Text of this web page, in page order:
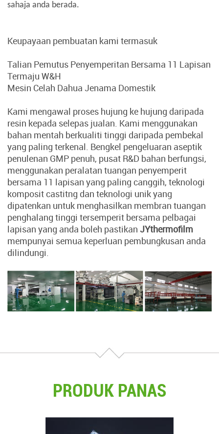
sahaja anda berada.
Keupayaan pembuatan kami termasuk
Talian Pemutus Penyemperitan Bersama 11 Lapisan
Termaju W&H
Mesin Celah Dahua Jenama Domestik
Kami mengawal proses hujung ke hujung daripada
resin kepada selepas jualan. Kami menggunakan
bahan mentah berkualiti tinggi daripada pembekal
yang paling terkenal. Bengkel pengeluaran aseptik
penulenan GMP penuh, pusat R&D bahan berfungsi,
menggunakan peralatan tuangan penyemperit
bersama 11 lapisan yang paling canggih, teknologi
komposit castitng dan teknologi unik yang
dipatenkan untuk menghasilkan membran tuangan
penghalang tinggi tersemperit bersama pelbagai
lapisan yang anda boleh pastikan JYthermofilm
mempunyai semua keperluan pembungkusan anda
dilindungi.
PRODUK PANAS